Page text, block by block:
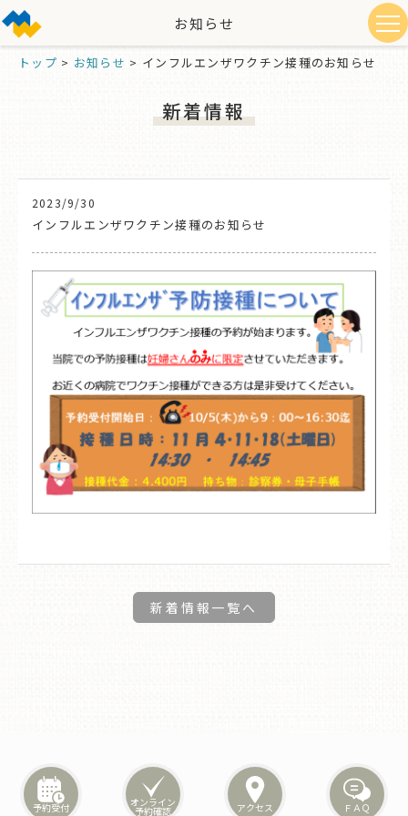
お知らせ
トップ > お知らせ > インフルエンザワクチン接種のお知らせ
新着情報
2023/9/30
インフルエンザワクチン接種のお知らせ
新着情報一覧へ
予約受付 オンライン
予約確認 アクセス ＦＡＱ